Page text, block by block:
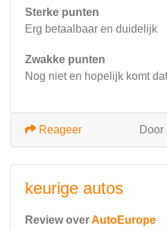
Sterke punten
Erg betaalbaar en duidelijk
Zwakke punten
Nog niet en hopelijk komt
Door
Reageer
keurige autos
Review overAutoEurope